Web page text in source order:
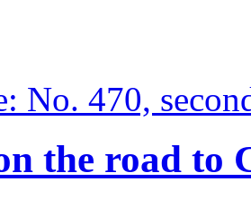
No. 470,
the road to